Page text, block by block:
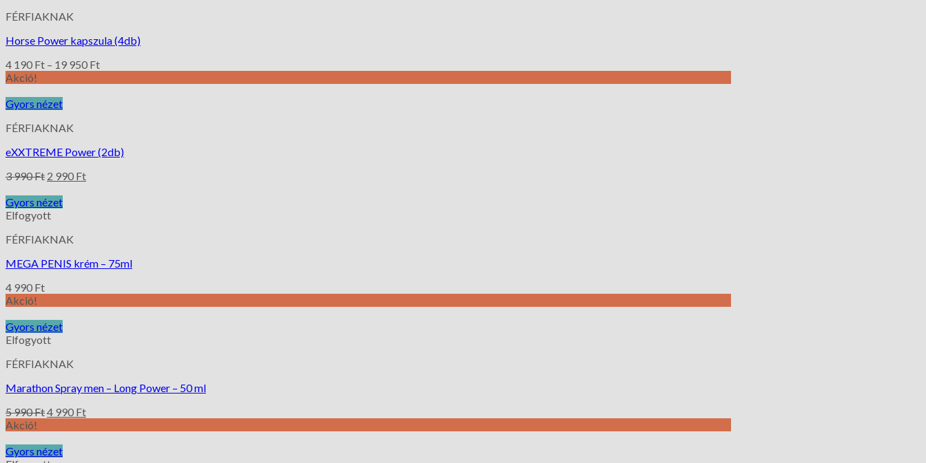
FÉRFIAKNAK
Horse Power kapszula (4db)
4 190 Ft – 19 950 Ft
Akció!
Gyors nézet
FÉRFIAKNAK
eXXTREME Power (2db)
3 990Ft 2 990 Ft
Gyors nézet
Elfogyott
FÉRFIAKNAK
MEGA PENIS krém – 75ml
4 990 Ft
Akció!
Gyors nézet
Elfogyott
FÉRFIAKNAK
Marathon Spray men – Long Power – 50 ml
5 990Ft4 990 Ft
Akció!
Gyors nézet